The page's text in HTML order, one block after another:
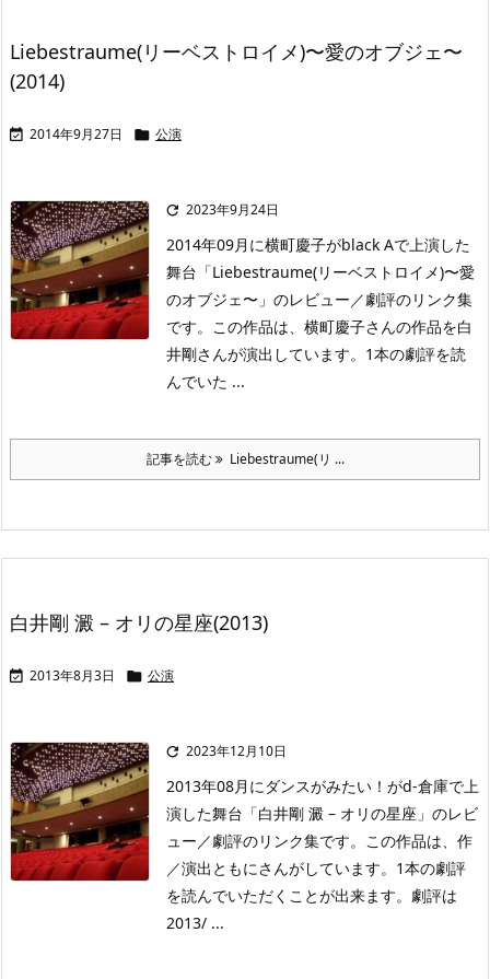
Liebestraume(リーベストロイメ)〜愛のオブジェ〜
(2014)
 2014年9月27日  公演
 2023年9月24日
2014年09月に横町慶子がblack Aで上演した
舞台「Liebestraume(リーベストロイメ)〜愛
のオブジェ〜」のレビュー／劇評のリンク集
です。この作品は、横町慶子さんの作品を白
井剛さんが演出しています。1本の劇評を読
んでいた ...
記事を読む Liebestraume(リ ...
白井剛 澱 – オリの星座(2013)
 2013年8月3日  公演
 2023年12月10日
2013年08月にダンスがみたい！がd-倉庫で上
演した舞台「白井剛 澱 – オリの星座」のレビ
ュー／劇評のリンク集です。この作品は、作
／演出ともにさんがしています。1本の劇評
を読んでいただくことが出来ます。劇評は
2013/ ...